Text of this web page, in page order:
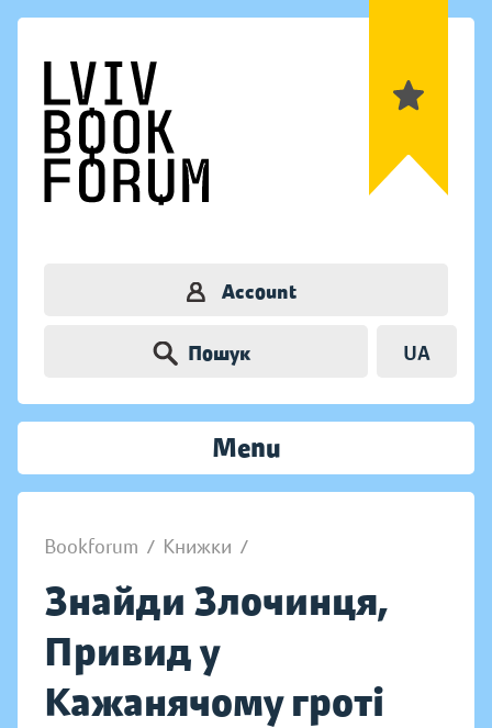
Account
Пошук UA
Menu
Bookforum / Книжки /
Знайди Злочинця,
Привид у
Кажанячому гроті